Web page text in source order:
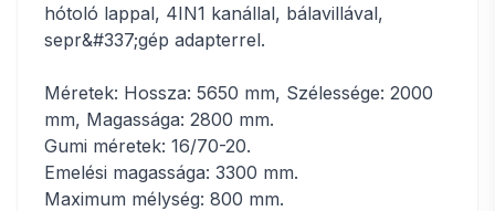
hótoló lappal, 4IN1 kanállal, bálavillával,
sepr&#337;gép adapterrel.
Méretek: Hossza: 5650 mm, Szélessége: 2000
mm, Magassága: 2800 mm.
Gumi méretek: 16/70-20.
Emelési magassága: 3300 mm.
Maximum mélység: 800 mm.